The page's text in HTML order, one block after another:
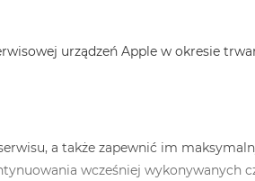
urządzeń Apple w okresie
a także zapewnić im
wcześniej wykonywanych